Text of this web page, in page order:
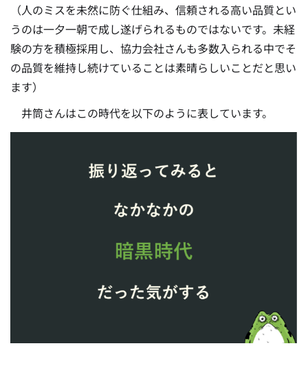
（人のミスを未然に防ぐ仕組み、信頼される高い品質とい
うのは一夕一朝で成し遂げられるものではないです。未経
験の方を積極採用し、協力会社さんも多数入られる中でそ
の品質を維持し続けていることは素晴らしいことだと思い
ます）
井筒さんはこの時代を以下のように表しています。